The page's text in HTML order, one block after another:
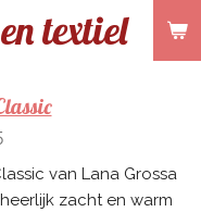
en textiel
van Lana Grossa
zacht en warm